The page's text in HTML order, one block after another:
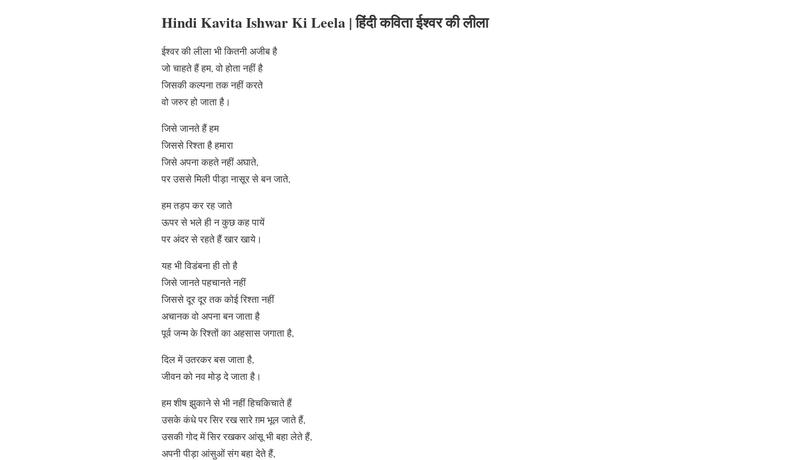
Hindi Kavita Ishwar Ki Leela | हिंदी कविता ईश्वर की लीला
ईश्वर की लीला भी कितनी अजीब है
जो चाहते हैं हम, वो होता नहीं है
जिसकी कल्पना तक नहीं करते
वो जरुर हो जाता है।
जिसे जानते हैं हम
जिससे रिश्ता है हमारा
जिसे अपना कहते नहीं अघाते,
पर उससे मिली पीड़ा नासूर से बन जाते,
हम तड़प कर रह जाते
ऊपर से भले ही न कुछ कह पायें
पर अंदर से रहते हैं खार खाये।
यह भी विडंबना ही तो है
जिसे जानते पहचानते नहीं
जिससे दूर दूर तक कोई रिश्ता नहीं
अचानक वो अपना बन जाता है
पूर्व जन्म के रिश्तों का अहसास जगाता है,
दिल में उतरकर बस जाता है,
जीवन को नव मोड़ दे जाता है।
हम शीष झुकाने से भी नहीं हिचकिचाते हैं
उसके कंधे पर सिर रख सारे ग़म भूल जाते हैं,
उसकी गोद में सिर रखकर आंसू भी बहा लेते हैं,
अपनी पीड़ा आंसुओं संग बहा देते हैं,